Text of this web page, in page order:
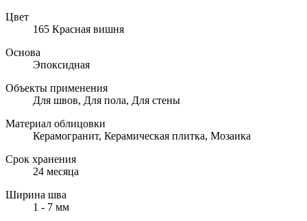
Цвет
165 Красная вишня
Основа
Эпоксидная
Объекты применения
Для швов, Для пола, Для стены
Материал облицовки
Керамогранит, Керамическая плитка, Мозаика
Срок хранения
24 месяца
Ширина шва
1 - 7 мм